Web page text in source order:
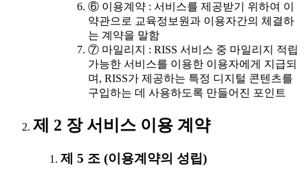
⑥ 이용계약 : 서비스를 제공받기 위하여 이
약관으로 교육정보원과 이용자간의 체결하
는 계약을 말함
⑦ 마일리지 : RISS 서비스 중 마일리지 적립
가능한 서비스를 이용한 이용자에게 지급되
며, RISS가 제공하는 특정 디지털 콘텐츠를
구입하는 데 사용하도록 만들어진 포인트
제 2 장 서비스 이용 계약
제 5 조 (이용계약의 성립)